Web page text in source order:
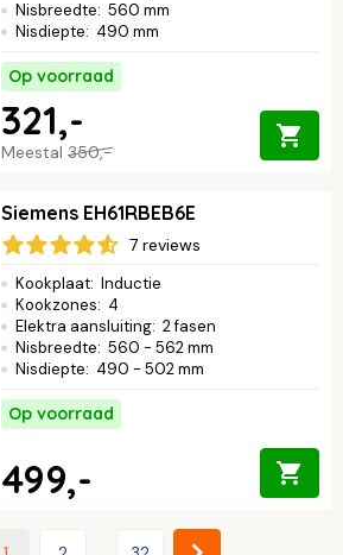
Nisbreedte: 560 mm
Nisdiepte: 490 mm
Op voorraad
Meestal 350,-
321,-
Siemens EH61RBEB6E
7 reviews
Kookplaat: Inductie
Kookzones: 4
Elektra aansluiting: 2 fasen
Nisbreedte: 560 - 562 mm
Nisdiepte: 490 - 502 mm
Op voorraad
499,-